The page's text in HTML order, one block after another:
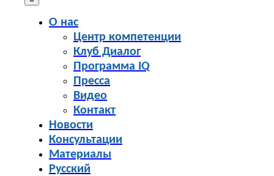
О нас
Центр компетенции
Клуб Диалог
Программа IQ
Пресса
Видео
Контакт
Новости
Консультации
Материалы
Русский